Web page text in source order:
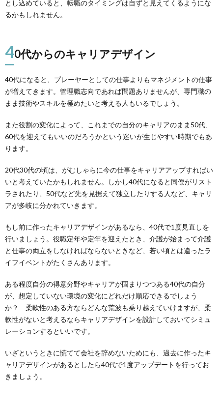
とし込めていると、転職のタイミングは自ずと見えてくるようにな
るかもしれません。
40代からのキャリアデザイン
40代になると、プレーヤーとしての仕事よりもマネジメントの仕事
が増えてきます。管理職志向であれば問題ありませんが、専門職の
まま技術やスキルを極めたいと考える人もいるでしょう。
また役割の変化によって、これまでの自分のキャリアのまま50代、
60代を迎えてもいいのだろうかという迷いが生じやすい時期でもあ
ります。
20代30代の頃は、がむしゃらに今の仕事をキャリアアップすればい
いと考えていたかもしれません。しかし40代になると同僚がリスト
ラされたり、50代など先を見据えて独立したりする人など、キャリ
アが多岐に分かれていきます。
もし前に作ったキャリアデザインがあるなら、40代で1度見直しを
行いましょう。役職定年や定年を迎えたとき、介護が始まって介護
と仕事の両立をしなければならないときなど、若い頃とは違ったラ
イフイベントがたくさんあります。
ある程度自分の得意分野やキャリアが固まりつつある40代の自分
が、想定していない環境の変化にどれだけ順応できるでしょう
か？ 柔軟性のある方ならどんな荒波も乗り越えていけますが、柔
軟性がないと考えるならキャリアデザインを設計しておいてシミュ
レーションするといいです。
いざというときに慌てて会社を辞めないためにも、過去に作ったキ
ャリアデザインがあるとしたら40代で1度アップデートを行ってお
きましょう。